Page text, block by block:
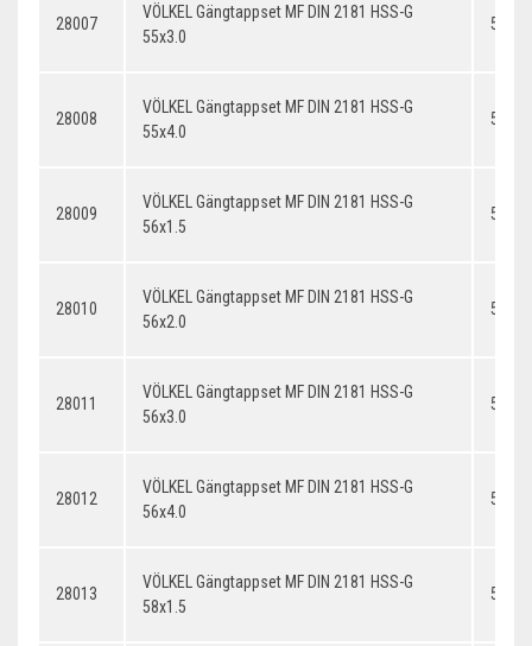
28007
VÖLKEL Gängtappset MF DIN 2181 HSS-G
55x3.0
28008
VÖLKEL Gängtappset MF DIN 2181 HSS-G
55x4.0
28009
VÖLKEL Gängtappset MF DIN 2181 HSS-G
56x1.5
28010
VÖLKEL Gängtappset MF DIN 2181 HSS-G
56x2.0
28011
VÖLKEL Gängtappset MF DIN 2181 HSS-G
56x3.0
28012
VÖLKEL Gängtappset MF DIN 2181 HSS-G
56x4.0
28013
VÖLKEL Gängtappset MF DIN 2181 HSS-G
58x1.5